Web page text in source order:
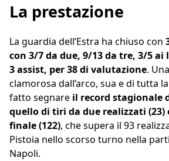
La prestazione
La guardia dell’Estra ha chiuso con
con 3/7 da due, 9/13 da tre, 3/5
3 assist, per 38 di valutazione.
clamorosa dall’arco, sua e di tutta
fatto segnare il record stagionale
quello di tiri da due realizzati (23)
finale (122), che supera il 93
Pistoia nello scorso turno nella
Napoli.